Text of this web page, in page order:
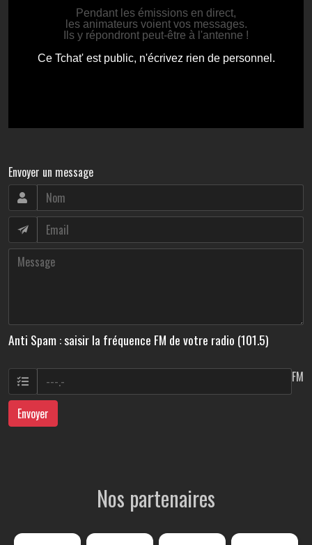
Envoyer un message
Anti Spam : saisir la fréquence FM de votre radio (101.5)
FM
Envoyer
Nos partenaires